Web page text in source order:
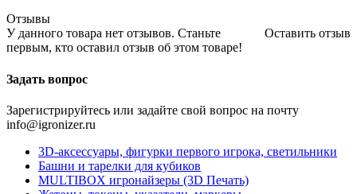
Отзывы
Оставить отзыв
У данного товара нет отзывов. Станьте
первым, кто оставил отзыв об этом товаре!
Задать вопрос
Зарегистрируйтесь или задайте свой вопрос на почту
info@igronizer.ru
3D-аксессуары, фигурки первого игрока, светильники
Башни и тарелки для кубиков
MULTIBOX игронайзеры (3D Печать)